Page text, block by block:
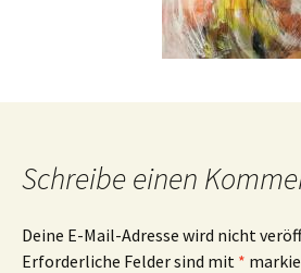
Schreibe einen
Deine E-Mail-Adresse wird nicht
Erforderliche Felder sind mit *